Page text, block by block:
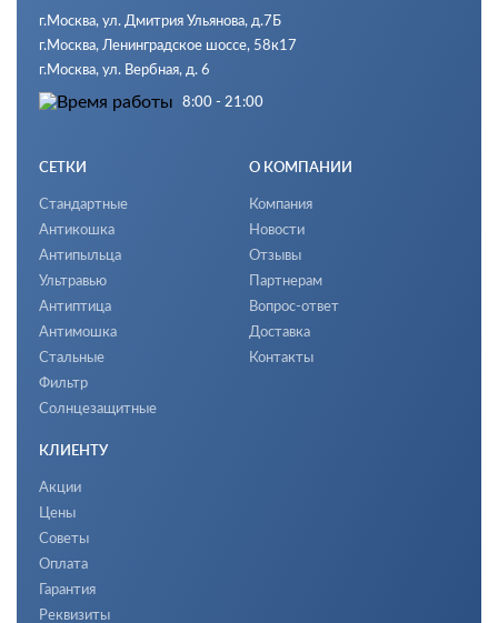
г.Москва, ул. Дмитрия Ульянова, д.7Б
г.Москва, Ленинградское шоссе, 58к17
г.Москва, ул. Вербная, д. 6
8:00 - 21:00
СЕТКИ
Стандартные
Антикошка
Антипыльца
Ультравью
Антиптица
Антимошка
Стальные
Фильтр
Солнцезащитные
О КОМПАНИИ
Компания
Новости
Отзывы
Партнерам
Вопрос-ответ
Доставка
Контакты
КЛИЕНТУ
Акции
Цены
Советы
Оплата
Гарантия
Реквизиты